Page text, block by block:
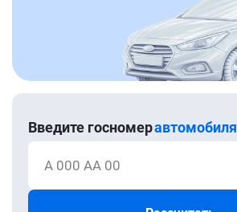
Введите госномеравтомобиля
А 000 АА 00